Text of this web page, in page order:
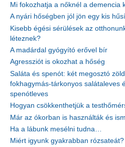
Mi fokozhatja a nőknél a demencia
A nyári hőségben jól jön egy kis
Kisebb égési sérülések az
léteznek?
A madárdal gyógyító erővel bír
Agressziót is okozhat a hőség
Saláta és spenót: két megosztó
fokhagymás-tárkonyos salátaleves
spenótleves
Hogyan csökkenthetjük a
Már az ókorban is használták és
Ha a lábunk mesélni tudna…
Miért igyunk gyakrabban rózsateát?